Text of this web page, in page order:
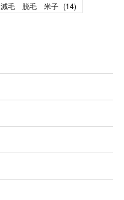
減毛 脱毛 米子 (14)